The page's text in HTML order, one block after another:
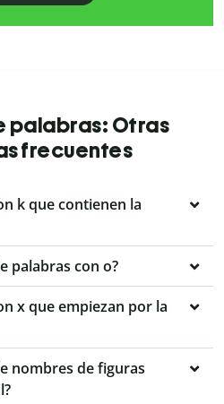
palabras: Otras
frecuentes
k que contienen la
palabras con o?
x que empiezan por la
nombres de figuras